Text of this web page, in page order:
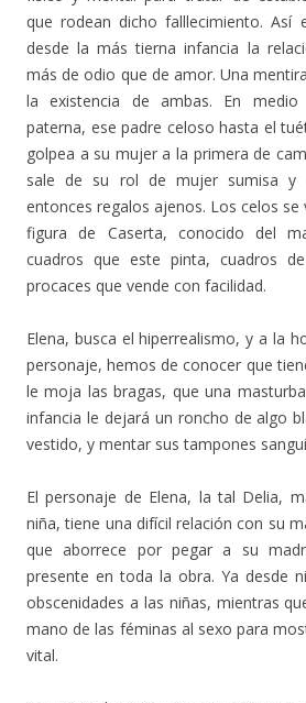
que rodean dicho falllecimiento. Así
desde la más tierna infancia la
más de odio que de amor. Una
la existencia de ambas. En
paterna, ese padre celoso hasta el
golpea a su mujer a la primera de
sale de su rol de mujer sumisa y
entonces regalos ajenos. Los celos
figura de Caserta, conocido del
cuadros que este pinta, cuadros
procaces que vende con facilidad.
Elena, busca el hiperrealismo, y a la
personaje, hemos de conocer que
le moja las bragas, que una
infancia le dejará un roncho de algo
vestido, y mentar sus tampones
El personaje de Elena, la tal Delia,
niña, tiene una difícil relación con su
que aborrece por pegar a su
presente en toda la obra. Ya desde
obscenidades a las niñas, mientras
mano de las féminas al sexo para
vital.